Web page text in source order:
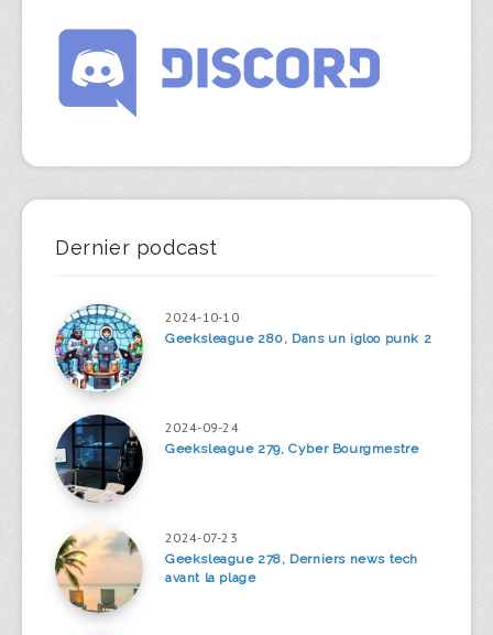
Dernier podcast
2024-10-10
Geeksleague 280, Dans un igloo punk 2
2024-09-24
Geeksleague 279, Cyber Bourgmestre
2024-07-23
Geeksleague 278, Derniers news tech
avant la plage